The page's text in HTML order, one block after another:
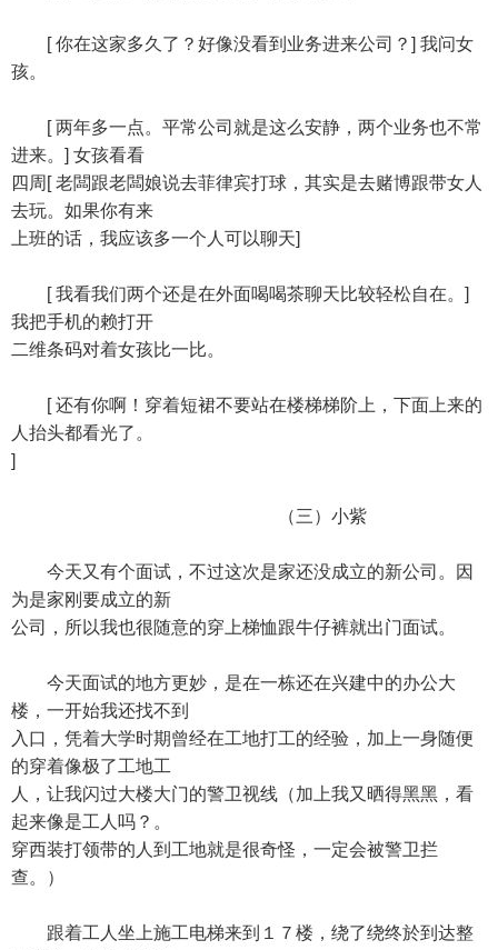
[ 你在这家多久了？好像没看到业务进来公司？] 我问女
孩。
[ 两年多一点。平常公司就是这么安静，两个业务也不常
进来。] 女孩看看
四周[ 老闆跟老闆娘说去菲律宾打球，其实是去赌博跟带女人
去玩。如果你有来
上班的话，我应该多一个人可以聊天]
[ 我看我们两个还是在外面喝喝茶聊天比较轻松自在。]
我把手机的赖打开
二维条码对着女孩比一比。
[ 还有你啊！穿着短裙不要站在楼梯梯阶上，下面上来的
人抬头都看光了。
]
（三）小紫
今天又有个面试，不过这次是家还没成立的新公司。因
为是家刚要成立的新
公司，所以我也很随意的穿上梯恤跟牛仔裤就出门面试。
今天面试的地方更妙，是在一栋还在兴建中的办公大
楼，一开始我还找不到
入口，凭着大学时期曾经在工地打工的经验，加上一身随便
的穿着像极了工地工
人，让我闪过大楼大门的警卫视线（加上我又晒得黑黑，看
起来像是工人吗？。
穿西装打领带的人到工地就是很奇怪，一定会被警卫拦
查。）
跟着工人坐上施工电梯来到１７楼，绕了绕终於到达整